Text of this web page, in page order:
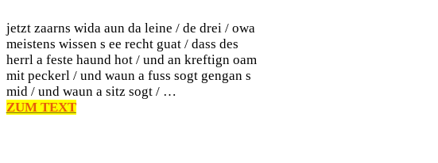
jetzt zaarns wida aun da leine / de drei / owa
meistens wissen s ee recht guat / dass des
herrl a feste haund hot / und an kreftign oam
mit peckerl / und waun a fuss sogt gengan s
mid / und waun a sitz sogt / …
ZUM TEXT